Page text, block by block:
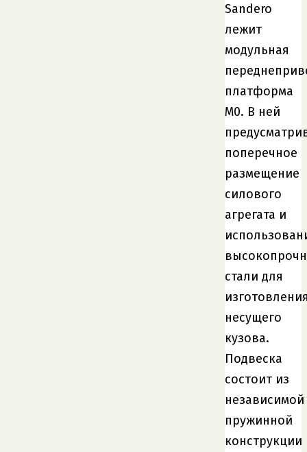
Sandero
лежит
модульная
платформа
М0. В ней
поперечное
размещение
силового
агрегата и
стали для
несущего
кузова.
Подвеска
состоит из
независимой
пружинной
конструкции